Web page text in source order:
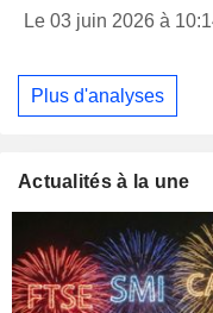
Le 03 juin 2026 à
Plus d'analyses
Actualités à la une